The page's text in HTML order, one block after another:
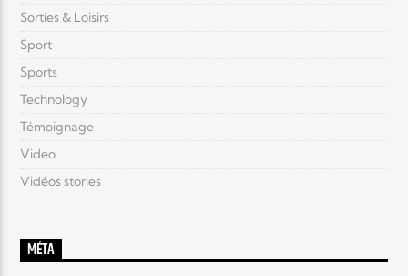
Sorties & Loisirs
Sport
Sports
Technology
Témoignage
Video
Vidéos stories
MÉTA